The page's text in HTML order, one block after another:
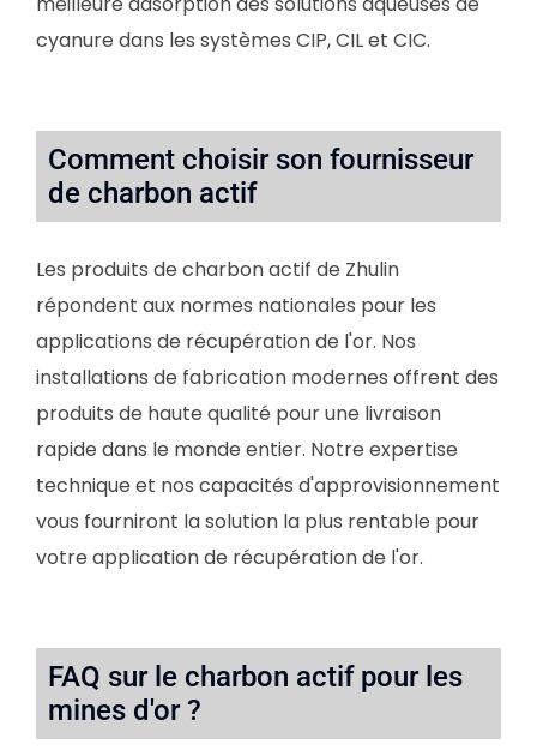
cyanure dans les systèmes CIP, CIL et CIC.
Comment choisir son fournisseur
de charbon actif
Les produits de charbon actif de Zhulin
répondent aux normes nationales pour les
applications de récupération de l'or. Nos
installations de fabrication modernes offrent des
produits de haute qualité pour une livraison
rapide dans le monde entier. Notre expertise
technique et nos capacités d'approvisionnement
vous fourniront la solution la plus rentable pour
votre application de récupération de l'or.
FAQ sur le charbon actif pour les
mines d'or ?